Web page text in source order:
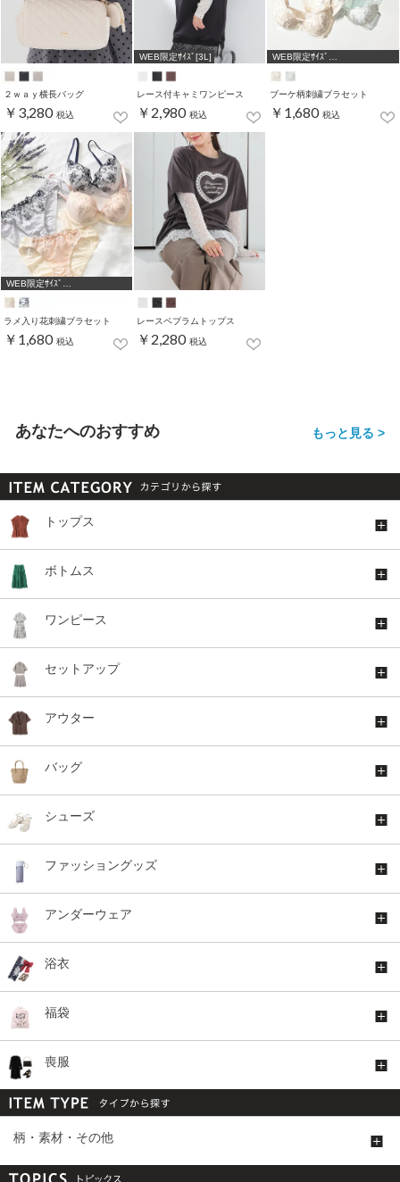
２ｗａｙ横長バッグ
￥3,280 税込
WEB限定ｻｲｽﾞ[3L]
レース付キャミワンピース
￥2,980 税込
WEB限定ｻｲｽﾞ
ブーケ柄刺繍ブラセット
￥1,680 税込
WEB限定ｻｲｽﾞ
ラメ入り花刺繍ブラセット
￥1,680 税込
レースペプラムトップス
￥2,280 税込
あなたへのおすすめ もっと見る >
トップス
ボトムス
ワンピース
セットアップ
アウター
バッグ
シューズ
ファッショングッズ
アンダーウェア
浴衣
福袋
喪服
柄・素材・その他